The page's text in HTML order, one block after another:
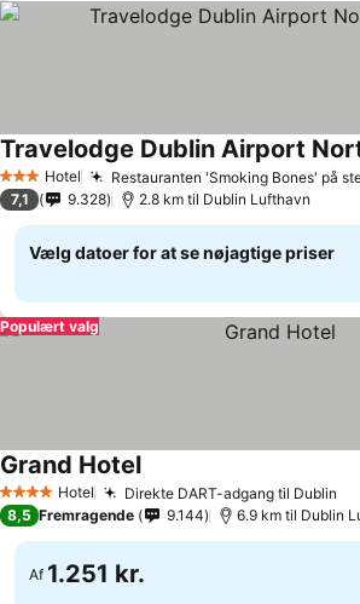
3 StjernerHotel Restauranten 'Smoking Bones' på
Travelodge Dublin Airport
7,1 9.328 2.8 km til Dublin Lufthavn
Vælg datoer for at se nøjagtige priser
Populært valg
4 StjernerHotel Direkte DART-adgang til Dublin
Grand Hotel
8,5 Fremragende 9.144 6.9 km til Dublin
Af 1.251 kr.